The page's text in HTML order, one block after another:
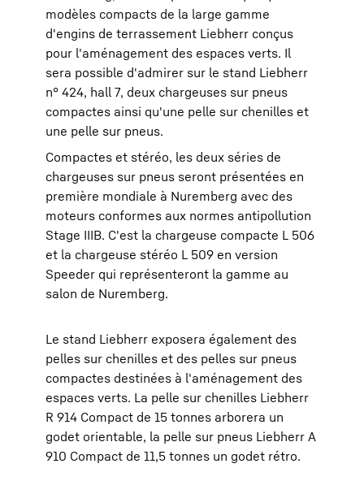
modèles compacts de la large gamme
d'engins de terrassement Liebherr conçus
pour l'aménagement des espaces verts. Il
sera possible d'admirer sur le stand Liebherr
n° 424, hall 7, deux chargeuses sur pneus
compactes ainsi qu'une pelle sur chenilles et
une pelle sur pneus.
Compactes et stéréo, les deux séries de
chargeuses sur pneus seront présentées en
première mondiale à Nuremberg avec des
moteurs conformes aux normes antipollution
Stage IIIB. C'est la chargeuse compacte L 506
et la chargeuse stéréo L 509 en version
Speeder qui représenteront la gamme au
salon de Nuremberg.
Le stand Liebherr exposera également des
pelles sur chenilles et des pelles sur pneus
compactes destinées à l'aménagement des
espaces verts. La pelle sur chenilles Liebherr
R 914 Compact de 15 tonnes arborera un
godet orientable, la pelle sur pneus Liebherr A
910 Compact de 11,5 tonnes un godet rétro.